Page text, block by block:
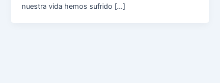
nuestra vida hemos sufrido […]